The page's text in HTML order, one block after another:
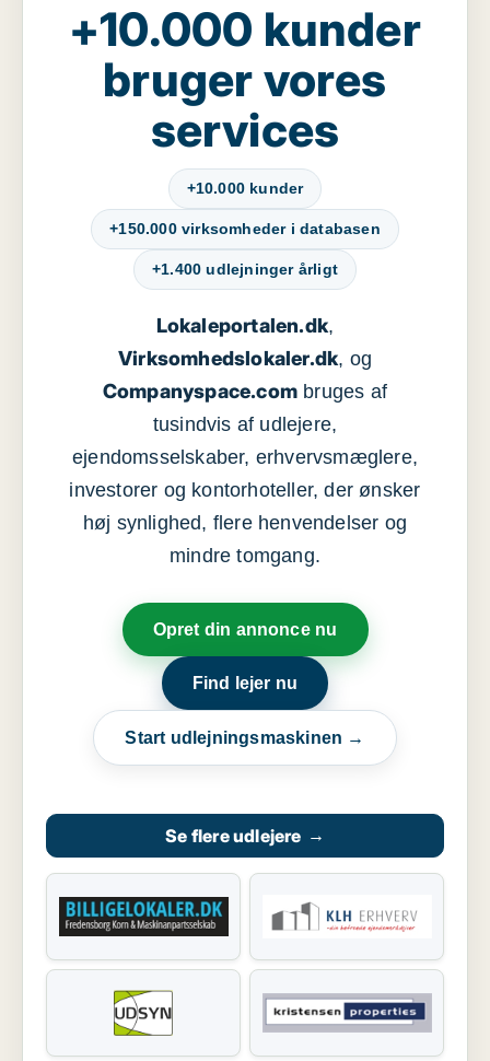
+10.000 kunder
bruger vores
services
+10.000 kunder
+150.000 virksomheder i databasen
+1.400 udlejninger årligt
Lokaleportalen.dk,
Virksomhedslokaler.dk, og
Companyspace.com bruges af
tusindvis af udlejere,
ejendomsselskaber, erhvervsmæglere,
investorer og kontorhoteller, der ønsker
høj synlighed, flere henvendelser og
mindre tomgang.
Opret din annonce nu
Find lejer nu
Start udlejningsmaskinen →
Se flere udlejere →